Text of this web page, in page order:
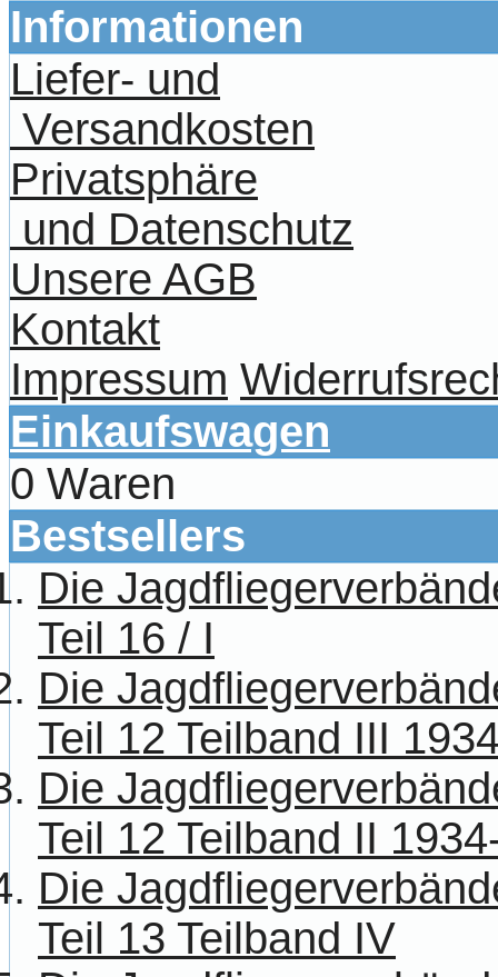
Informationen
Liefer- und
Versandkosten
Privatsphäre
und Datenschutz
Unsere AGB
Kontakt
Impressum
Einkaufswagen
0 Waren
Bestsellers
Die
Teil 16 / I
Die
Teil 12 Teilband III
Die
Teil 12 Teilband II
Die
Teil 13 Teilband IV